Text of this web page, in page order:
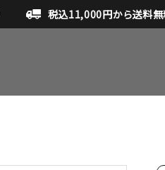
税込11,000円から送料